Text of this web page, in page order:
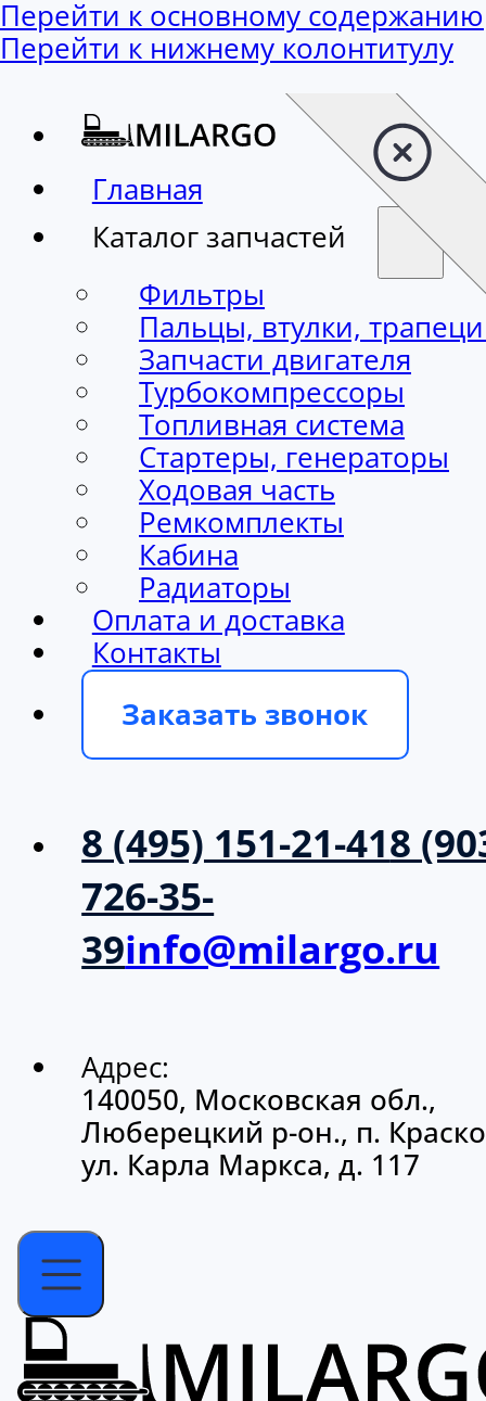
Перейти к основному содержанию
Перейти к нижнему колонтитулу
Главная
Каталог запчастей
Фильтры
Пальцы, втулки,
Запчасти двигателя
Турбокомпрессоры
Топливная система
Стартеры, генераторы
Ходовая часть
Ремкомплекты
Кабина
Радиаторы
Оплата и доставка
Контакты
Заказать звонок
8 (495) 151-21-418
726-35-
39info@milargo.ru
Адрес:
140050, Московская обл.,
Люберецкий р-он., п.
ул. Карла Маркса, д. 117